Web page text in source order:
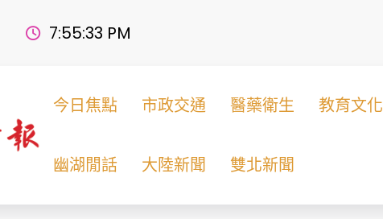
7:55:34 PM
今日焦點 市政交通 醫藥衛生 教育文化
幽湖閒話 大陸新聞 雙北新聞